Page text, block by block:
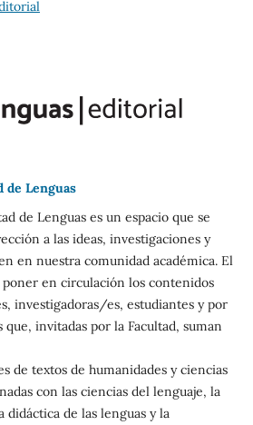
de Lenguas
de Lenguas es un espacio que se
a las ideas, investigaciones y
en nuestra comunidad académica. El
en circulación los contenidos
investigadoras/es, estudiantes y por
que, invitadas por la Facultad, suman
de textos de humanidades y ciencias
con las ciencias del lenguaje, la
de las lenguas y la